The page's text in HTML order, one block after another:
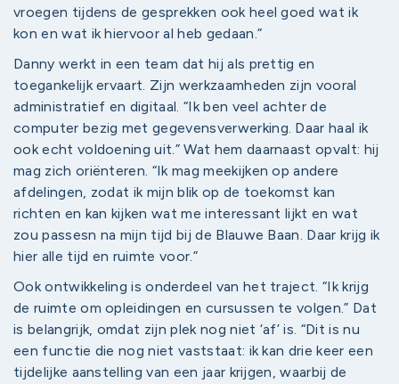
vroegen tijdens de gesprekken ook heel goed wat ik
kon en wat ik hiervoor al heb gedaan.”
Danny werkt in een team dat hij als prettig en
toegankelijk ervaart. Zijn werkzaamheden zijn vooral
administratief en digitaal. “Ik ben veel achter de
computer bezig met gegevensverwerking. Daar haal ik
ook echt voldoening uit.” Wat hem daarnaast opvalt: hij
mag zich oriënteren. “Ik mag meekijken op andere
afdelingen, zodat ik mijn blik op de toekomst kan
richten en kan kijken wat me interessant lijkt en wat
zou passesn na mijn tijd bij de Blauwe Baan. Daar krijg ik
hier alle tijd en ruimte voor.”
Ook ontwikkeling is onderdeel van het traject. “Ik krijg
de ruimte om opleidingen en cursussen te volgen.” Dat
is belangrijk, omdat zijn plek nog niet ‘af’ is. “Dit is nu
een functie die nog niet vaststaat: ik kan drie keer een
tijdelijke aanstelling van een jaar krijgen, waarbij de